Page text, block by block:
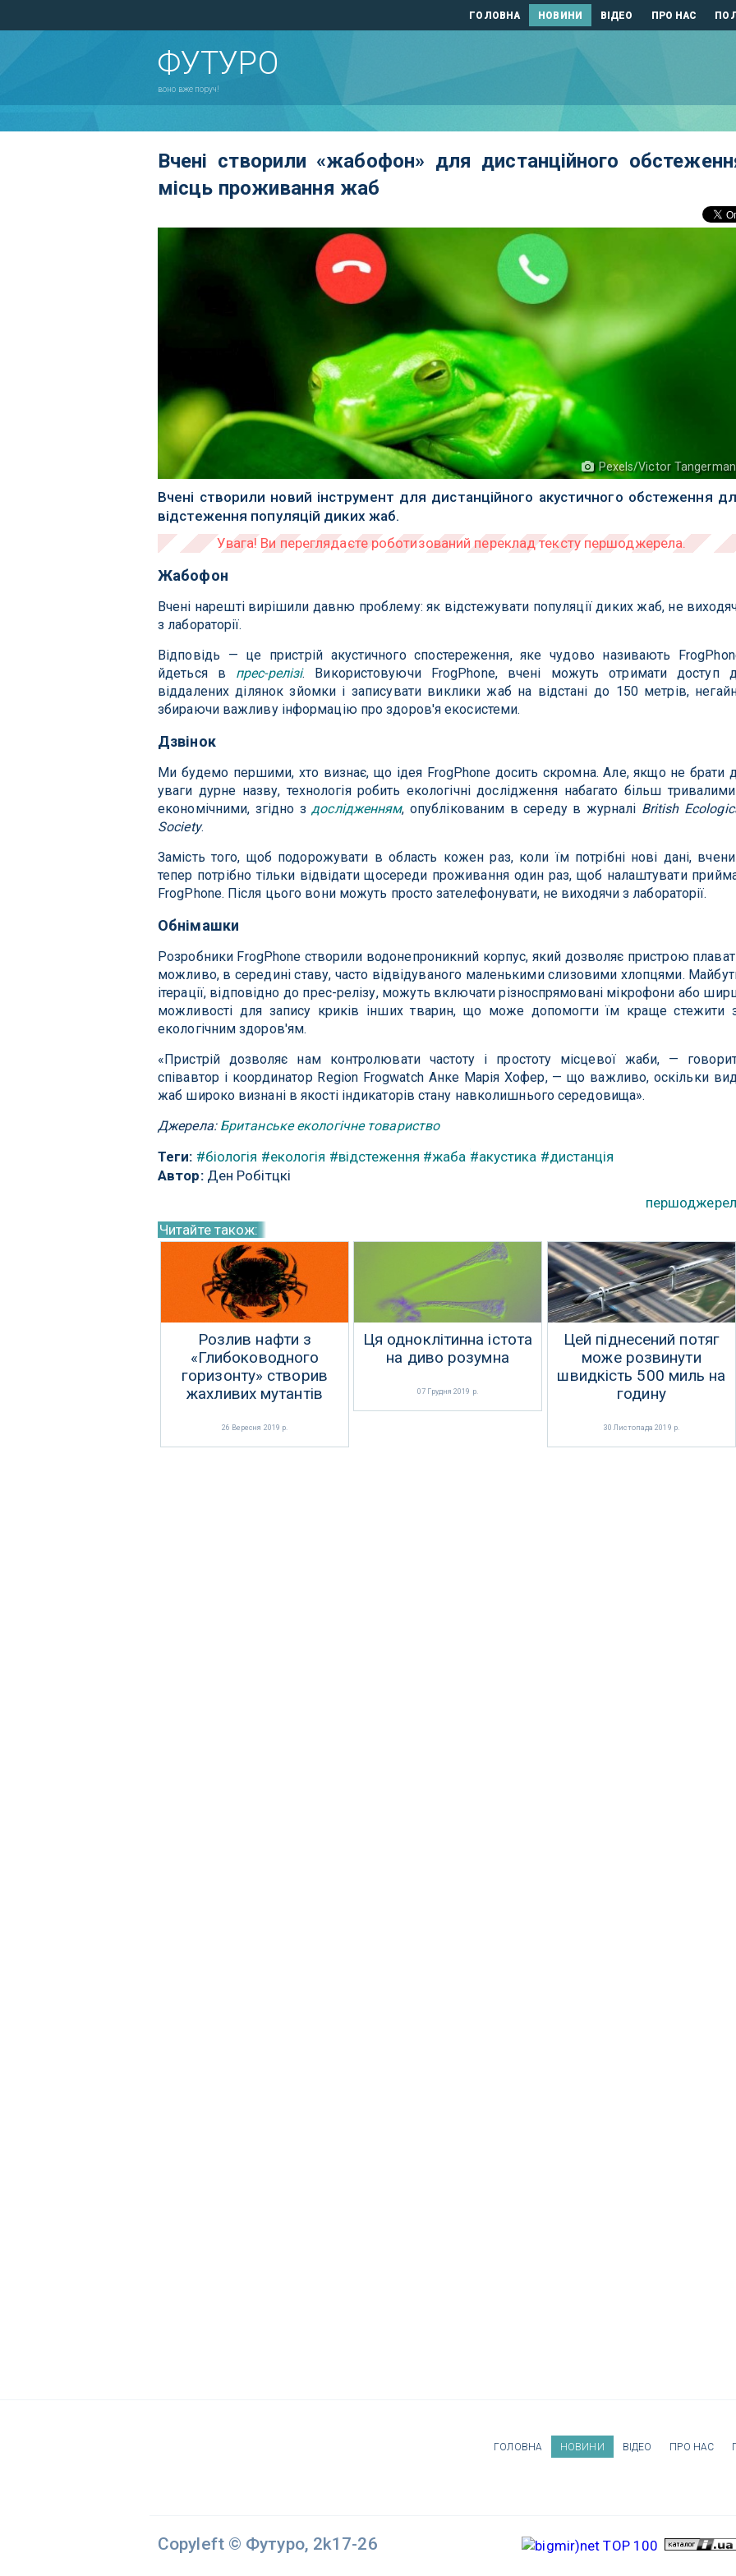
ГОЛОВНА НОВИНИ ВІДЕО ПРО НАС
ФУТУРО
воно вже поруч!
Вчені створили «жабофон» для дистанційного
місць проживання жаб
Pexels/Victor
Вчені створили новий інструмент для дистанційного акустичного обстеження
відстеження популяцій диких жаб.
Жабофон
Вчені нарешті вирішили давню проблему: як відстежувати популяції диких жаб, не
з лабораторії.
Відповідь — це пристрій акустичного спостереження, яке чудово називають
йдеться в прес-релізі. Використовуючи FrogPhone, вчені можуть отримати доступ
віддалених ділянок зйомки і записувати виклики жаб на відстані до 150 метрів,
збираючи важливу інформацію про здоров'я екосистеми.
Дзвінок
Ми будемо першими, хто визнає, що ідея FrogPhone досить скромна. Але, якщо не брати
уваги дурне назву, технологія робить екологічні дослідження набагато більш
економічними, згідно здослідженням, опублікованим в середу в журналі British
Society.
Замість того, щоб подорожувати в область кожен раз, коли їм потрібні нові дані,
тепер потрібно тільки відвідати щосереди проживання один раз, щоб налаштувати
FrogPhone. Після цього вони можуть просто зателефонувати, не виходячи з лабораторії.
Обнімашки
Розробники FrogPhone створили водонепроникний корпус, який дозволяє пристрою
можливо, в середині ставу, часто відвідуваного маленькими слизовими хлопцями.
ітерації, відповідно до прес-релізу, можуть включати різноспрямовані мікрофони або
можливості для запису криків інших тварин, що може допомогти їм краще стежити
екологічним здоров'ям.
«Пристрій дозволяє нам контролювати частоту і простоту місцевої жаби, —
співавтор і координатор Region Frogwatch Анке Марія Хофер, — що важливо, оскільки
жаб широко визнані в якості індикаторів стану навколишнього середовища».
Джерела: Британське екологічне товариство
Теги: #біологія #екологія #відстеження #жаба #акустика #дистанція
Автор:Ден Робітцкі
Читайте також:
Розлив нафти з
«Глибоководного
горизонту» створив
жахливих мутантів
26 Вересня 2019 р.
Ця одноклітинна істота
на диво розумна
07 Грудня 2019 р.
Цей піднесений потяг
може розвинути
швидкість 500 миль на
годину
30 Листопада 2019 р.
ГОЛОВНА НОВИНИ ВІДЕО ПРО НАС
Copyleft © Футуро, 2k17-26